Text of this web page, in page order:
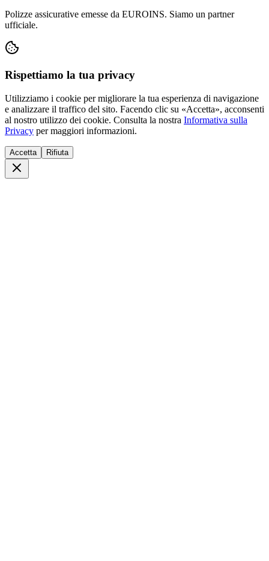
Polizze assicurative emesse da EUROINS. Siamo un partner
ufficiale.
Rispettiamo la tua privacy
Utilizziamo i cookie per migliorare la tua esperienza di navigazione
e analizzare il traffico del sito. Facendo clic su «Accetta», acconsenti
al nostro utilizzo dei cookie. Consulta la nostra Informativa sulla
Privacy per maggiori informazioni.
Accetta Rifiuta